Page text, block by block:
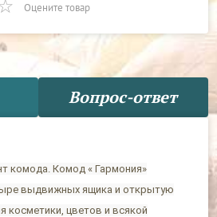
Оцените товар
Вопрос-ответ
комода. Комод « Гармония»
выдвижных ящика и открытую
косметики, цветов и всякой